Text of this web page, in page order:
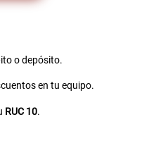
o depósito.
en tu equipo.
RUC 10.